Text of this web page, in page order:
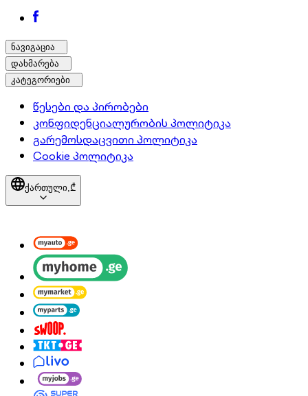
ნავიგაცია
დახმარება
კატეგორიები
წესები და პირობები
კონფიდენციალურობის პოლიტიკა
გარემოსდაცვითი პოლიტიკა
Cookie პოლიტიკა
ქართული, ₾